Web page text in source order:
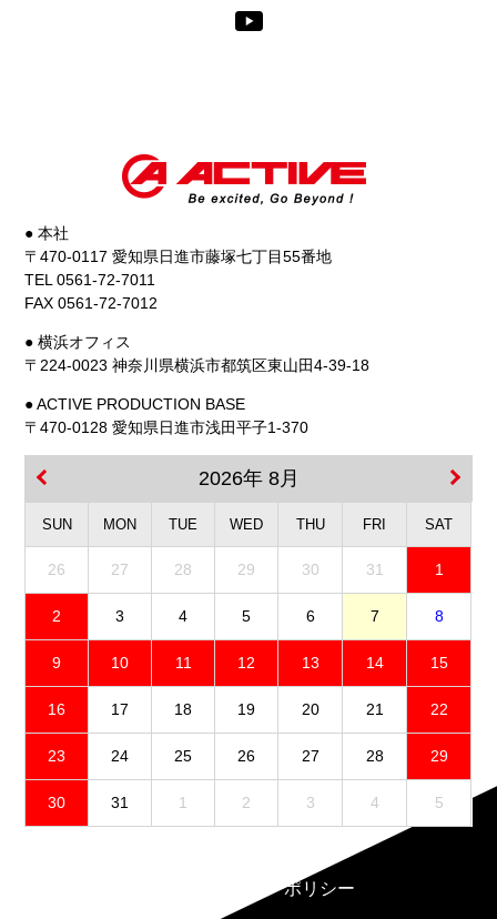
● 本社
〒470-0117 愛知県日進市藤塚七丁目55番地
TEL 0561-72-7011
FAX 0561-72-7012
● 横浜オフィス
〒224-0023 神奈川県横浜市都筑区東山田4-39-18
● ACTIVE PRODUCTION BASE
〒470-0128 愛知県日進市浅田平子1-370
2026年 8月
SUN MON TUE WED THU FRI SAT
26 27 28 29 30 31 1
2 3 4 5 6 7 8
9 10 11 12 13 14 15
16 17 18 19 20 21 22
23 24 25 26 27 28 29
30 31 1 2 3 4 5
プライバシーポリシー